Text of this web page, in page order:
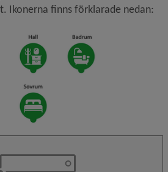
Ikonerna finns förklarade nedan: